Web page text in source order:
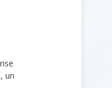
un